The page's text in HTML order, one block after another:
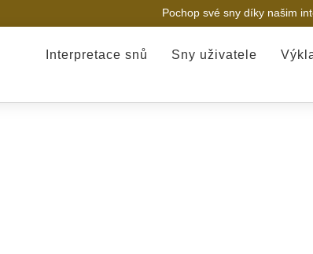
Pochop své sny díky našim
Interpretace snů Sny uživatele